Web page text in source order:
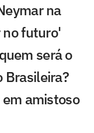
na
no futuro'
será o
Brasileira?
amistoso